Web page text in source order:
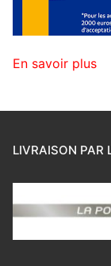
En savoir plus
LIVRAISON PAR